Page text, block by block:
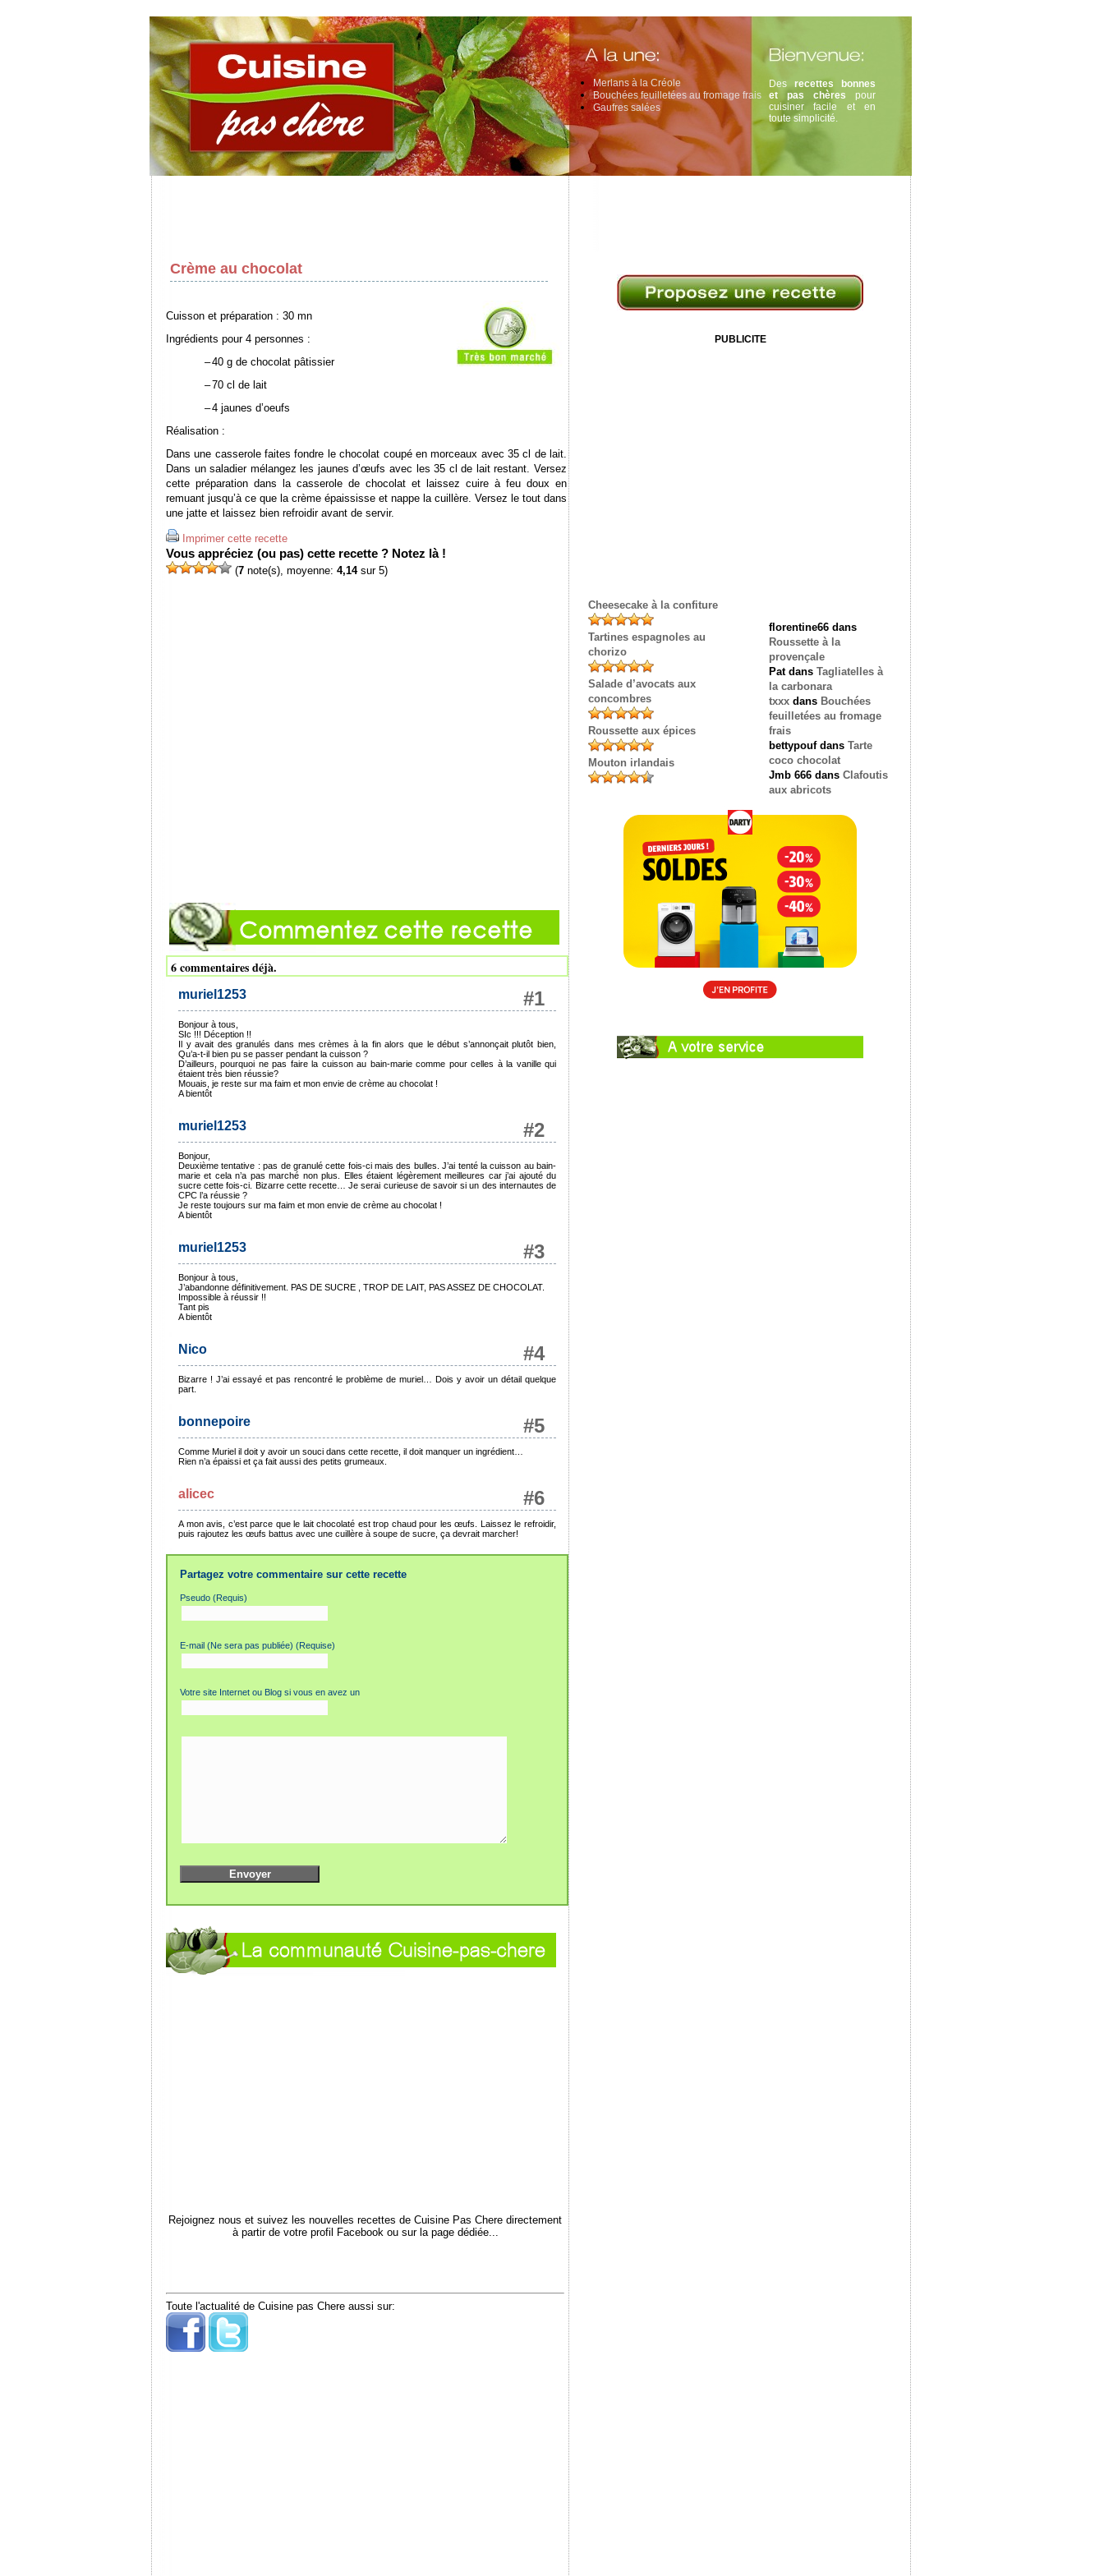
Des recettes bonnes
et pas chères pour
cuisiner facile et en
toute simplicité.
Merlans à la Créole
Bouchées feuilletées au fromage frais
Gaufres salées
Crème au chocolat
Cuisson et préparation : 30 mn
Ingrédients pour 4 personnes :
–40 g de chocolat pâtissier
–70 cl de lait
–4 jaunes d’oeufs
Réalisation :
Dans une casserole faites fondre le chocolat coupé en morceaux avec 35 cl de lait.
Dans un saladier mélangez les jaunes d’œufs avec les 35 cl de lait restant. Versez
cette préparation dans la casserole de chocolat et laissez cuire à feu doux en
remuant jusqu’à ce que la crème épaississe et nappe la cuillère. Versez le tout dans
une jatte et laissez bien refroidir avant de servir.
Imprimer cette recette
Vous appréciez (ou pas) cette recette ? Notez là !
(7 note(s), moyenne: 4,14sur 5)
6 commentaires déjà.
muriel1253 #1
Bonjour à tous,
SIc !!! Déception !!
Il y avait des granulés dans mes crèmes à la fin alors que le début s’annonçait plutôt bien,
Qu’a-t-il bien pu se passer pendant la cuisson ?
D’ailleurs, pourquoi ne pas faire la cuisson au bain-marie comme pour celles à la vanille qui
étaient très bien réussie?
Mouais, je reste sur ma faim et mon envie de crème au chocolat !
A bientôt
muriel1253 #2
Bonjour,
Deuxième tentative : pas de granulé cette fois-ci mais des bulles. J’ai tenté la cuisson au bain-
marie et cela n’a pas marché non plus. Elles étaient légèrement meilleures car j’ai ajouté du
sucre cette fois-ci. Bizarre cette recette… Je serai curieuse de savoir si un des internautes de
CPC l’a réussie ?
Je reste toujours sur ma faim et mon envie de crème au chocolat !
A bientôt
muriel1253 #3
Bonjour à tous,
J’abandonne définitivement. PAS DE SUCRE , TROP DE LAIT, PAS ASSEZ DE CHOCOLAT.
Impossible à réussir !!
Tant pis
A bientôt
Nico #4
Bizarre ! J’ai essayé et pas rencontré le problème de muriel… Dois y avoir un détail quelque
part.
bonnepoire #5
Comme Muriel il doit y avoir un souci dans cette recette, il doit manquer un ingrédient…
Rien n’a épaissi et ça fait aussi des petits grumeaux.
alicec #6
A mon avis, c’est parce que le lait chocolaté est trop chaud pour les œufs. Laissez le refroidir,
puis rajoutez les œufs battus avec une cuillère à soupe de sucre, ça devrait marcher!
Partagez votre commentaire sur cette recette
Pseudo (Requis)
E-mail (Ne sera pas publiée) (Requise)
Votre site Internet ou Blog si vous en avez un
Rejoignez nous et suivez les nouvelles recettes de Cuisine Pas Chere directement
à partir de votre profil Facebook ou sur la page dédiée...
Toute l'actualité de Cuisine pas Chere aussi sur:
PUBLICITE
Cheesecake à la confiture
Tartines espagnoles au
chorizo
Salade d’avocats aux
concombres
Roussette aux épices
Mouton irlandais
florentine66 dans
Roussette à la
provençale
Patdans Tagliatelles à
la carbonara
txxx dans Bouchées
feuilletées au fromage
frais
bettypoufdans Tarte
coco chocolat
Jmb 666 dans Clafoutis
aux abricots